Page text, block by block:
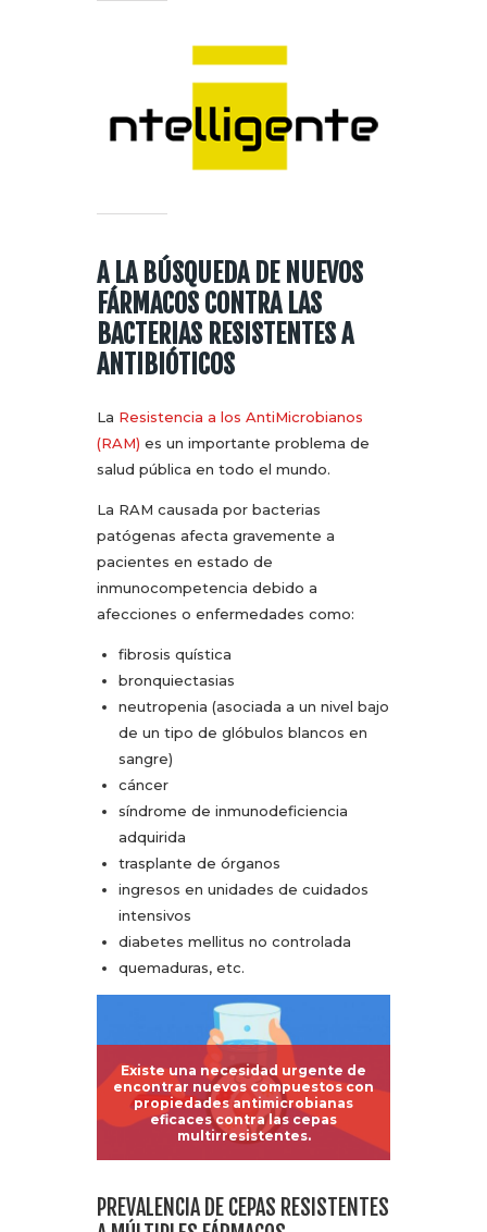
A LA BÚSQUEDA DE NUEVOS
FÁRMACOS CONTRA LAS
BACTERIAS RESISTENTES A
ANTIBIÓTICOS
La Resistencia a los AntiMicrobianos
(RAM) es un importante problema de
salud pública en todo el mundo.
La RAM causada por bacterias
patógenas afecta gravemente a
pacientes en estado de
inmunocompetencia debido a
afecciones o enfermedades como:
fibrosis quística
bronquiectasias
neutropenia (asociada a un nivel bajo
de un tipo de glóbulos blancos en
sangre)
cáncer
síndrome de inmunodeficiencia
adquirida
trasplante de órganos
ingresos en unidades de cuidados
intensivos
diabetes mellitus no controlada
quemaduras, etc.
Existe una necesidad urgente de
encontrar nuevos compuestos con
propiedades antimicrobianas
eficaces contra las cepas
multirresistentes.
PREVALENCIA DE CEPAS RESISTENTES